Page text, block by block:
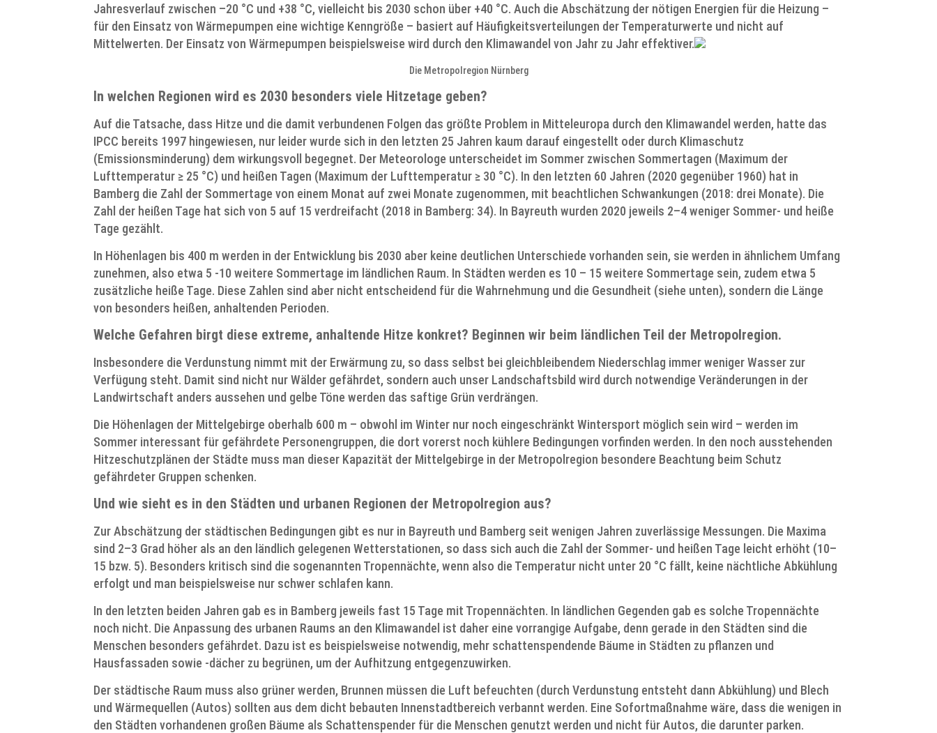
Jahresverlauf zwischen –20 °C und +38 °C, vielleicht bis 2030 schon über +40 °C. Auch die Abschätzung der nötigen Energien für die Heizung –
für den Einsatz von Wärmepumpen eine wichtige Kenngröße – basiert auf Häufigkeitsverteilungen der Temperaturwerte und nicht auf
Mittelwerten. Der Einsatz von Wärmepumpen beispielsweise wird durch den Klimawandel von Jahr zu Jahr effektiver.
Die Metropolregion Nürnberg
In welchen Regionen wird es 2030 besonders viele Hitzetage geben?
Auf die Tatsache, dass Hitze und die damit verbundenen Folgen das größte Problem in Mitteleuropa durch den Klimawandel werden, hatte das
IPCC bereits 1997 hingewiesen, nur leider wurde sich in den letzten 25 Jahren kaum darauf eingestellt oder durch Klimaschutz
(Emissionsminderung) dem wirkungsvoll begegnet. Der Meteorologe unterscheidet im Sommer zwischen Sommertagen (Maximum der
Lufttemperatur ≥ 25 °C) und heißen Tagen (Maximum der Lufttemperatur ≥ 30 °C). In den letzten 60 Jahren (2020 gegenüber 1960) hat in
Bamberg die Zahl der Sommertage von einem Monat auf zwei Monate zugenommen, mit beachtlichen Schwankungen (2018: drei Monate). Die
Zahl der heißen Tage hat sich von 5 auf 15 verdreifacht (2018 in Bamberg: 34). In Bayreuth wurden 2020 jeweils 2–4 weniger Sommer- und heiße
Tage gezählt.
In Höhenlagen bis 400 m werden in der Entwicklung bis 2030 aber keine deutlichen Unterschiede vorhanden sein, sie werden in ähnlichem Umfang
zunehmen, also etwa 5 -10 weitere Sommertage im ländlichen Raum. In Städten werden es 10 – 15 weitere Sommertage sein, zudem etwa 5
zusätzliche heiße Tage. Diese Zahlen sind aber nicht entscheidend für die Wahrnehmung und die Gesundheit (siehe unten), sondern die Länge
von besonders heißen, anhaltenden Perioden.
Welche Gefahren birgt diese extreme, anhaltende Hitze konkret? Beginnen wir beim ländlichen Teil der Metropolregion.
Insbesondere die Verdunstung nimmt mit der Erwärmung zu, so dass selbst bei gleichbleibendem Niederschlag immer weniger Wasser zur
Verfügung steht. Damit sind nicht nur Wälder gefährdet, sondern auch unser Landschaftsbild wird durch notwendige Veränderungen in der
Landwirtschaft anders aussehen und gelbe Töne werden das saftige Grün verdrängen.
Die Höhenlagen der Mittelgebirge oberhalb 600 m – obwohl im Winter nur noch eingeschränkt Wintersport möglich sein wird – werden im
Sommer interessant für gefährdete Personengruppen, die dort vorerst noch kühlere Bedingungen vorfinden werden. In den noch ausstehenden
Hitzeschutzplänen der Städte muss man dieser Kapazität der Mittelgebirge in der Metropolregion besondere Beachtung beim Schutz
gefährdeter Gruppen schenken.
Und wie sieht es in den Städten und urbanen Regionen der Metropolregion aus?
Zur Abschätzung der städtischen Bedingungen gibt es nur in Bayreuth und Bamberg seit wenigen Jahren zuverlässige Messungen. Die Maxima
sind 2–3 Grad höher als an den ländlich gelegenen Wetterstationen, so dass sich auch die Zahl der Sommer- und heißen Tage leicht erhöht (10–
15 bzw. 5). Besonders kritisch sind die sogenannten Tropennächte, wenn also die Temperatur nicht unter 20 °C fällt, keine nächtliche Abkühlung
erfolgt und man beispielsweise nur schwer schlafen kann.
In den letzten beiden Jahren gab es in Bamberg jeweils fast 15 Tage mit Tropennächten. In ländlichen Gegenden gab es solche Tropennächte
noch nicht. Die Anpassung des urbanen Raums an den Klimawandel ist daher eine vorrangige Aufgabe, denn gerade in den Städten sind die
Menschen besonders gefährdet. Dazu ist es beispielsweise notwendig, mehr schattenspendende Bäume in Städten zu pflanzen und
Hausfassaden sowie -dächer zu begrünen, um der Aufhitzung entgegenzuwirken.
Der städtische Raum muss also grüner werden, Brunnen müssen die Luft befeuchten (durch Verdunstung entsteht dann Abkühlung) und Blech
und Wärmequellen (Autos) sollten aus dem dicht bebauten Innenstadtbereich verbannt werden. Eine Sofortmaßnahme wäre, dass die wenigen in
den Städten vorhandenen großen Bäume als Schattenspender für die Menschen genutzt werden und nicht für Autos, die darunter parken.